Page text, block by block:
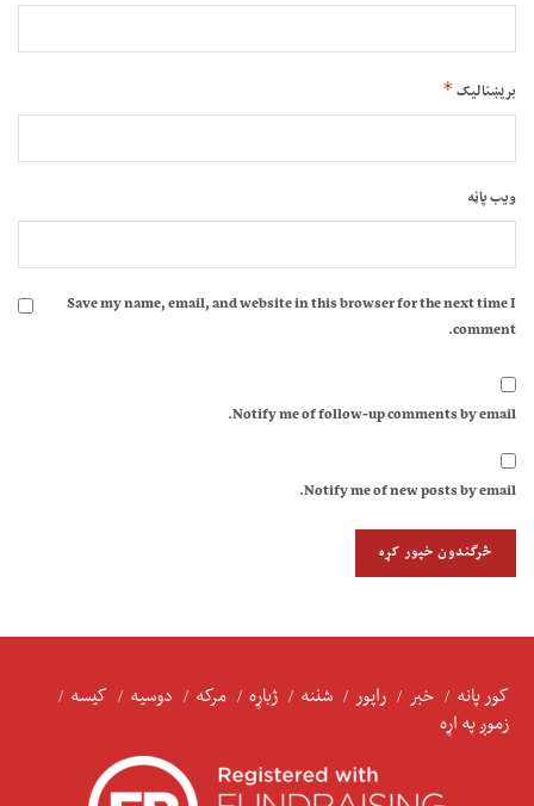
بریښنالیک*
ویب پاڼه
Save my name, email, and website in this browser for the next time I
comment.
Notify me of follow-up comments by email.
Notify me of new posts by email.
کور پانه خبر راپور شننه ژباړه مرکه دوسیه
کیسه
زموږ په اړه